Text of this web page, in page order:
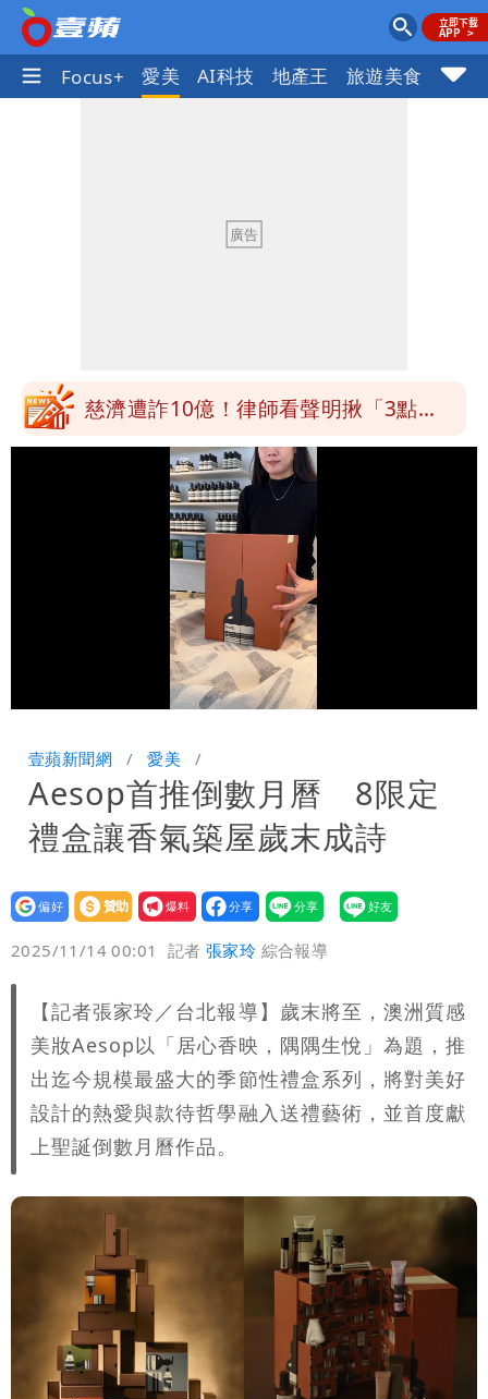
題 Focus+ 愛美 AI科技 地產王 旅遊美食 車市
白海豚游進溫暖海域 對流一夕復活！鄭
次恐圈存
慈濟遭詐10億！律師看聲明揪「3點
怪」：不像被害人
藍昔狂譙擋疫苗 慈濟真變「世紀大騙
局」！網朝聖翻車文笑了
川普出重手！禁中國機器人、逆變器進
口 防北京滲透供應鏈
慈濟被騙10億！陳時中一語成讖 王必
勝：時間久看出睿智
白海豚路徑「搖擺」 暴風圈估擦沿岸！
可能籠罩4縣市
白海豚4個關鍵時間點！專家：明晚起風
人身體卻僵硬」
白海豚最快下午海警！大雨襲7縣市 明
恐發陸警
白海豚游進溫暖海域 對流一夕復活！鄭
明典曝後續變化
Loaded:
79.81%
壹蘋新聞網 愛美
Aesop首推倒數月曆 8限定
禮盒讓香氣築屋歲末成詩
設為
贊助
我要
爆料
2025/11/14 00:01 記者張家玲 綜合報導
【記者張家玲／台北報導】歲末將至，澳洲質感
美妝Aesop以「居心香映，隅隅生悅」為題，推
出迄今規模最盛大的季節性禮盒系列，將對美好
設計的熱愛與款待哲學融入送禮藝術，並首度獻
上聖誕倒數月曆作品。